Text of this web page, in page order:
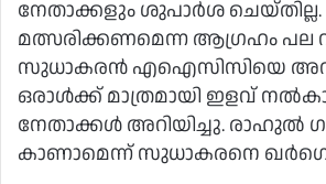
നേതാക്കളും ശുപാർശ ചെയ്തില്ല.
മത്സരിക്കണമെന്ന ആഗ്രഹം പല
സുധാകരൻ എഐസിസിയെ
ഒരാൾക്ക് മാത്രമായി ഇളവ്
നേതാക്കൾ അറിയിച്ചു. രാഹുൽ
കാണാമെന്ന് സുധാകരനെ ഖർഗെ